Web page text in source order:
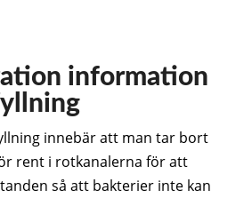
information
innebär att man tar bort
rent i rotkanalerna för att
så att bakterier inte kan